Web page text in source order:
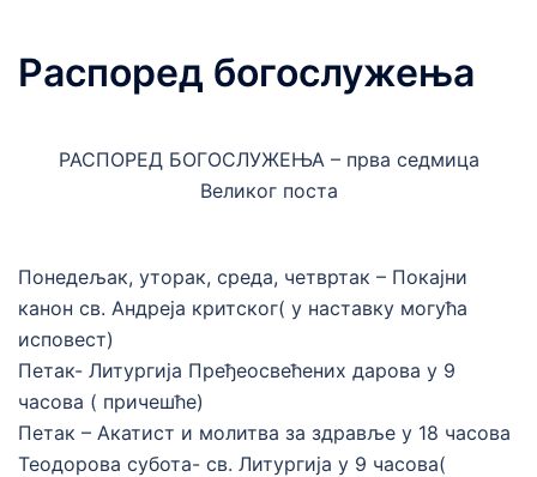
Распоред богослужења
РАСПОРЕД БОГОСЛУЖЕЊА – прва седмица
Великог поста
Понедељак, уторак, среда, четвртак – Покајни
канон св. Андреја критског( у наставку могућа
исповест)
Петак- Литургија Пређеосвећених дарова у 9
часова ( причешће)
Петак – Акатист и молитва за здравље у 18 часова
Теодорова субота- св. Литургија у 9 часова(